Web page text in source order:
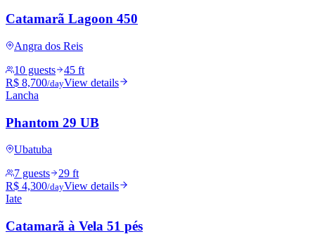
Catamarã Lagoon 450
Angra dos Reis
10 guests
45 ft
R$ 8,700/dayView details
Lancha
Phantom 29 UB
Ubatuba
7 guests
29 ft
R$ 4,300/dayView details
Iate
Catamarã à Vela 51 pés